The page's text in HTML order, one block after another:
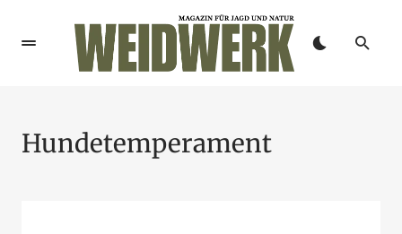
Hundetemperament